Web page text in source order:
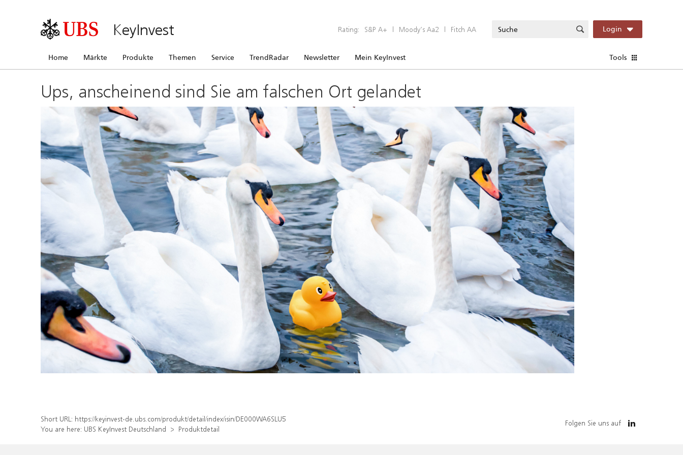
KeyInvest Rating: S&P A+ | Moody’s Aa2 | Fitch AA Login
Home Märkte Produkte Themen Service TrendRadar Newsletter Mein KeyInvest Tools
Ups, anscheinend sind Sie am falschen Ort gelandet
Short URL: https://keyinvest-de.ubs.com/produkt/detail/index/isin/DE000WA6SLU5
You are here: UBS KeyInvest Deutschland Produktdetail
Folgen Sie uns auf